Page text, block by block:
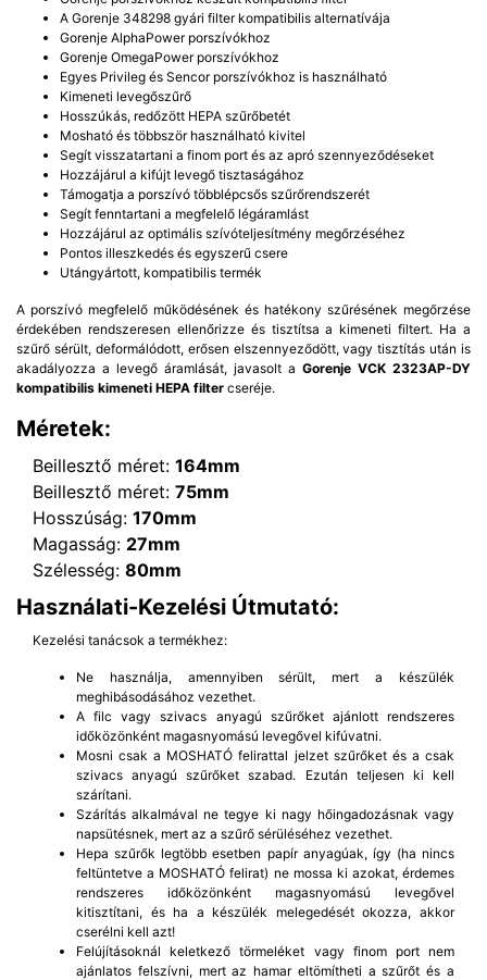
A Gorenje 348298 gyári filter kompatibilis alternatívája
Gorenje AlphaPower porszívókhoz
Gorenje OmegaPower porszívókhoz
Egyes Privileg és Sencor porszívókhoz is használható
Kimeneti levegőszűrő
Hosszúkás, redőzött HEPA szűrőbetét
Mosható és többször használható kivitel
Segít visszatartani a finom port és az apró szennyeződéseket
Hozzájárul a kifújt levegő tisztaságához
Támogatja a porszívó többlépcsős szűrőrendszerét
Segít fenntartani a megfelelő légáramlást
Hozzájárul az optimális szívóteljesítmény megőrzéséhez
Pontos illeszkedés és egyszerű csere
Utángyártott, kompatibilis termék
A porszívó megfelelő működésének és hatékony szűrésének megőrzése
érdekében rendszeresen ellenőrizze és tisztítsa a kimeneti filtert. Ha a
szűrő sérült, deformálódott, erősen elszennyeződött, vagy tisztítás után is
akadályozza a levegő áramlását, javasolt a Gorenje VCK 2323AP-DY
kompatibilis kimeneti HEPA filter cseréje.
Méretek:
Beillesztő méret: 164mm
Beillesztő méret: 75mm
Hosszúság: 170mm
Magasság: 27mm
Szélesség: 80mm
Használati-Kezelési Útmutató:
Kezelési tanácsok a termékhez:
Ne használja, amennyiben sérült, mert a készülék
meghibásodásához vezethet.
A filc vagy szivacs anyagú szűrőket ajánlott rendszeres
időközönként magasnyomású levegővel kifúvatni.
Mosni csak a MOSHATÓ felirattal jelzet szűrőket és a csak
szivacs anyagú szűrőket szabad. Ezután teljesen ki kell
szárítani.
Szárítás alkalmával ne tegye ki nagy hőingadozásnak vagy
napsütésnek, mert az a szűrő sérüléséhez vezethet.
Hepa szűrők legtöbb esetben papír anyagúak, így (ha nincs
feltüntetve a MOSHATÓ felirat) ne mossa ki azokat, érdemes
rendszeres időközönként magasnyomású levegővel
kitisztítani, és ha a készülék melegedését okozza, akkor
cserélni kell azt!
Felújításoknál keletkező törmeléket vagy finom port nem
ajánlatos felszívni, mert az hamar eltömítheti a szűrőt és a